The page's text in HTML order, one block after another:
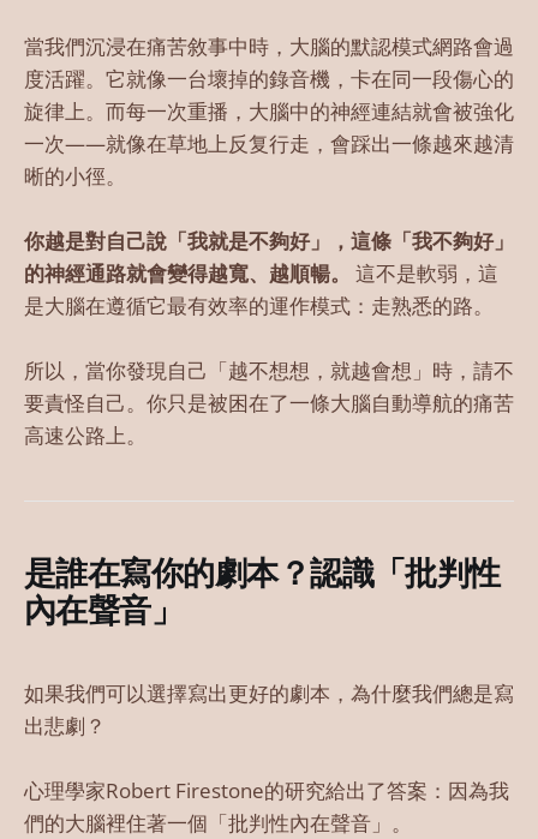
當我們沉浸在痛苦敘事中時，大腦的默認模式網路會過
度活躍。它就像一台壞掉的錄音機，卡在同一段傷心的
旋律上。而每一次重播，大腦中的神經連結就會被強化
一次——就像在草地上反复行走，會踩出一條越來越清
晰的小徑。
你越是對自己說「我就是不夠好」，這條「我不夠好」
的神經通路就會變得越寬、越順暢。
這不是軟弱，這
是大腦在遵循它最有效率的運作模式：走熟悉的路。
所以，當你發現自己「越不想想，就越會想」時，請不
要責怪自己。你只是被困在了一條大腦自動導航的痛苦
高速公路上。
是誰在寫你的劇本？認識「批判性
內在聲音」
如果我們可以選擇寫出更好的劇本，為什麼我們總是寫
出悲劇？
心理學家Robert Firestone的研究給出了答案：因為我
們的大腦裡住著一個「批判性內在聲音」。